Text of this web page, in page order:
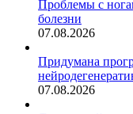
Проблемы с
болезни
07.08.2026
Придумана
07.08.2026